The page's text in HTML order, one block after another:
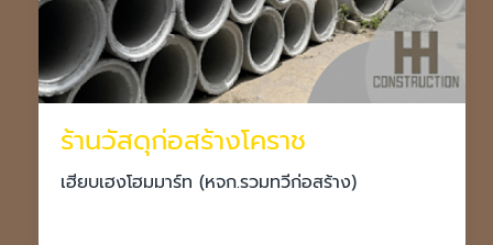
ร้านวัสดุก่อสร้างโคราช
เฮียบเฮงโฮมมาร์ท (หจก.รวมทวีก่อสร้าง)